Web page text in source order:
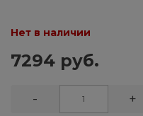
Нет в наличии
7294 руб.
- +